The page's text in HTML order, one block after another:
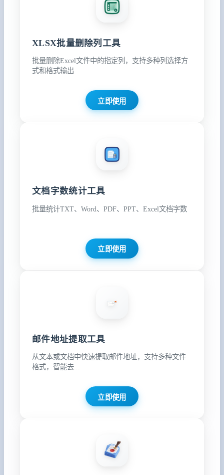
XLSX批量删除列工具
批量删除Excel文件中的指定列，支持多种列选择方
式和格式输出
立即使用
文档字数统计工具
批量统计TXT、Word、PDF、PPT、Excel文档字数
立即使用
邮件地址提取工具
从文本或文档中快速提取邮件地址，支持多种文件
格式，智能去...
立即使用